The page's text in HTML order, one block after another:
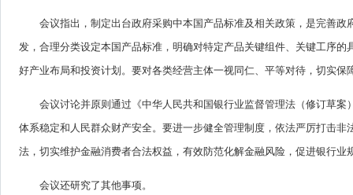
会议指出，制定出台政府采购中本国产品标准及相关政策，是完善
发，合理分类设定本国产品标准，明确对特定产品关键组件、关键工序
好产业布局和投资计划。要对各类经营主体一视同仁、平等对待，切实保
会议讨论并原则通过《中华人民共和国银行业监督管理法（修订草
体系稳定和人民群众财产安全。要进一步健全管理制度，依法严厉打击
法，切实维护金融消费者合法权益，有效防范化解金融风险，促进银行业
会议还研究了其他事项。